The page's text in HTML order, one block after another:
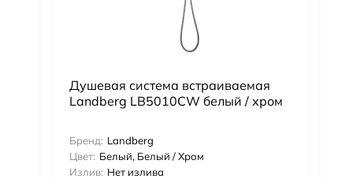
Душевая система встраиваемая
Landberg LB5010CW белый / хром
Бренд: Landberg
Цвет: Белый, Белый / Хром
Излив: Нет излива